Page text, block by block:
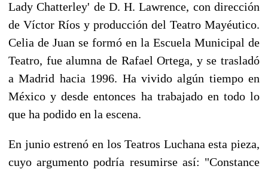
Lady Chatterley' de D. H. Lawrence, con dirección
de Víctor Ríos y producción del Teatro Mayéutico.
Celia de Juan se formó en la Escuela Municipal de
Teatro, fue alumna de Rafael Ortega, y se trasladó
a Madrid hacia 1996. Ha vivido algún tiempo en
México y desde entonces ha trabajado en todo lo
que ha podido en la escena.
En junio estrenó en los Teatros Luchana esta pieza,
cuyo argumento podría resumirse así: "Constance